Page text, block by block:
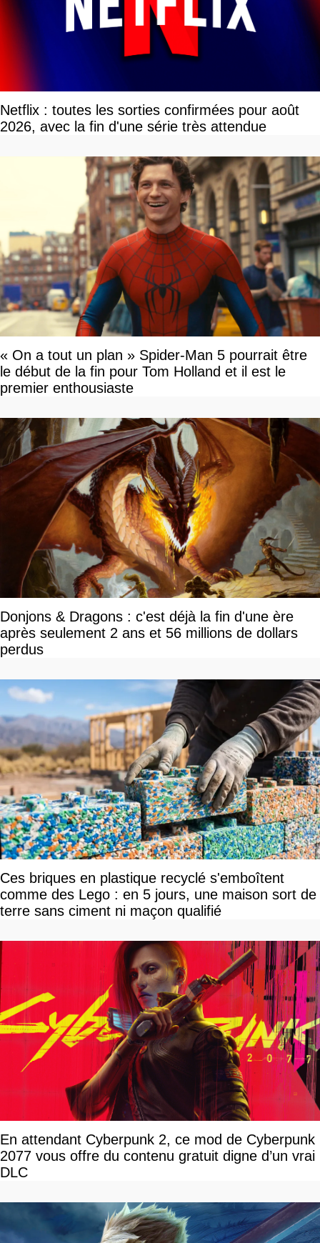
Netflix : toutes les sorties confirmées pour août
2026, avec la fin d'une série très attendue
« On a tout un plan » Spider-Man 5 pourrait être
le début de la fin pour Tom Holland et il est le
premier enthousiaste
Donjons & Dragons : c'est déjà la fin d'une ère
après seulement 2 ans et 56 millions de dollars
perdus
Ces briques en plastique recyclé s'emboîtent
comme des Lego : en 5 jours, une maison sort de
terre sans ciment ni maçon qualifié
En attendant Cyberpunk 2, ce mod de Cyberpunk
2077 vous offre du contenu gratuit digne d’un vrai
DLC